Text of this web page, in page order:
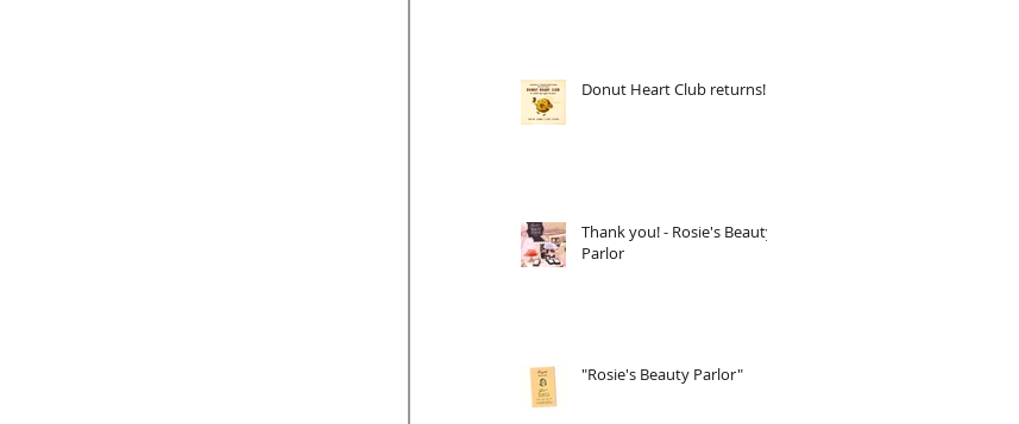
Donut Heart Club returns!
Thank you! - Rosie's Beauty
Parlor
"Rosie's Beauty Parlor"